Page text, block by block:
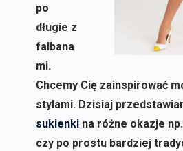
po
długie z
falbana
mi.
Chcemy Cię zainspirować
stylami. Dzisiaj
sukienkina różne okazje
czy po prostu bardziej